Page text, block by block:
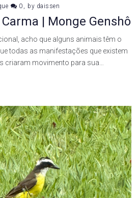
0 by daissen
| Monge Genshô
acho que alguns animais têm o
todas as manifestações que existem
criaram movimento para sua…